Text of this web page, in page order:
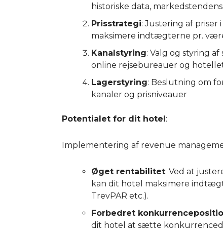
historiske data,
Prisstrategi: Justering af
maksimere indtægterne pr.
Kanalstyring: Valg og styring
online rejsebureauer og
Lagerstyring: Beslutning om
kanaler og prisniveauer
Potentialet for dit hotel :
Implementering af revenue
Øget rentabilitet: Ved at
kan dit hotel maksimere
TrevPAR etc.).
Forbedret
dit hotel at sætte